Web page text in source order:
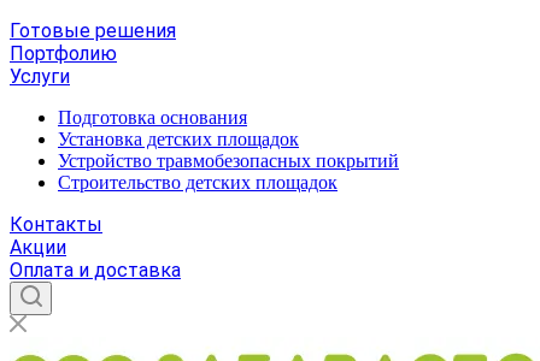
Готовые решения
Портфолию
Услуги
Подготовка основания
Установка детских площадок
Устройство травмобезопасных покрытий
Строительство детских площадок
Контакты
Акции
Оплата и доставка